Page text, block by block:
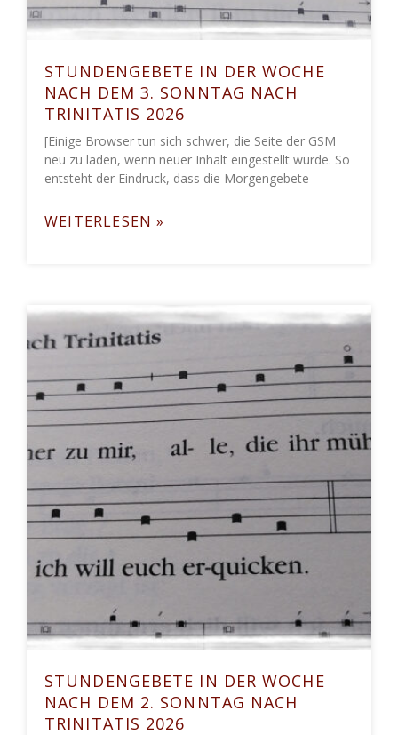
STUNDENGEBETE IN DER WOCHE
NACH DEM 3. SONNTAG NACH
TRINITATIS 2026
[Einige Browser tun sich schwer, die Seite der GSM
neu zu laden, wenn neuer Inhalt eingestellt wurde. So
entsteht der Eindruck, dass die Morgengebete
WEITERLESEN »
STUNDENGEBETE IN DER WOCHE
NACH DEM 2. SONNTAG NACH
TRINITATIS 2026